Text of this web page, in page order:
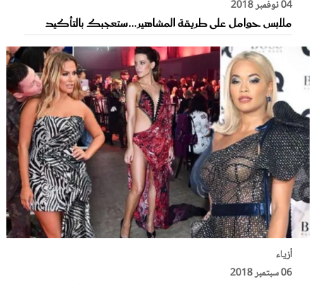
04 نوفمبر 2018
ملابس حوامل على طريقة المشاهير...ستعجبك بالتأكيد
أزياء
06 سبتمبر 2018